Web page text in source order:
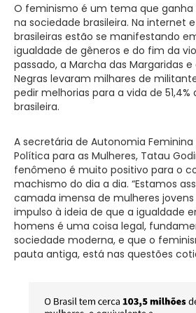
O feminismo é um tema que
na sociedade brasileira. Na internet
brasileiras estão se manifestando
igualdade de gêneros e do fim da
passado, a Marcha das Margaridas e
Negras levaram milhares de
pedir melhorias para a vida de
brasileira.
A secretária de Autonomia
Política para as Mulheres, Tatau
fenômeno é muito positivo para o
machismo do dia a dia. “Estamos
camada imensa de mulheres
impulso à ideia de que a igualdade
homens é uma coisa legal,
sociedade moderna, e que o
pauta antiga, está nas questões